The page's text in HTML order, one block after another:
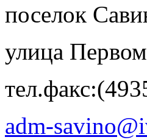
поселок
улица
adm-